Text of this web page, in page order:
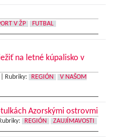
V ŽP FUTBAL
na letné kúpalisko v
Rubriky: REGIÓN
V NAŠOM
Azorskými ostrovmi
REGIÓN ZAUJÍMAVOSTI